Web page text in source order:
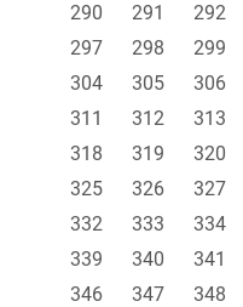
290
291 292
297
298 299
304
305 306
311
312 313
318
319 320
325
326 327
332
333 334
339
340 341
346
347 348